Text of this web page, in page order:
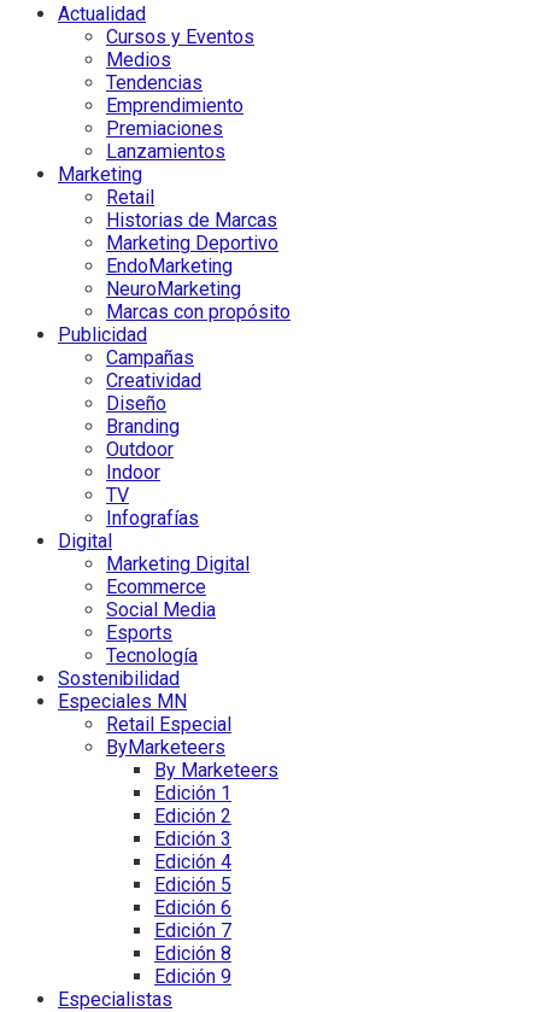
Actualidad
Cursos y Eventos
Medios
Tendencias
Emprendimiento
Premiaciones
Lanzamientos
Marketing
Retail
Historias de Marcas
Marketing Deportivo
EndoMarketing
NeuroMarketing
Marcas con propósito
Publicidad
Campañas
Creatividad
Diseño
Branding
Outdoor
Indoor
TV
Infografías
Digital
Marketing Digital
Ecommerce
Social Media
Esports
Tecnología
Sostenibilidad
Especiales MN
Retail Especial
ByMarketeers
By Marketeers
Edición 1
Edición 2
Edición 3
Edición 4
Edición 5
Edición 6
Edición 7
Edición 8
Edición 9
Especialistas